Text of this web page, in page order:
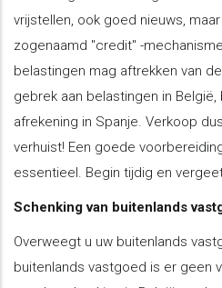
vrijstellen, ook goed nieuws,
zogenaamd "credit" -
belastingen mag aftrekken van
gebrek aan belastingen in
afrekening in Spanje. Verkoop
verhuist! Een goede
essentieel. Begin tijdig en
Schenking van buitenlands
Overweegt u uw buitenlands
buitenlands vastgoed is er geen